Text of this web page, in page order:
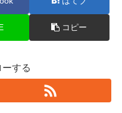
コピー
する